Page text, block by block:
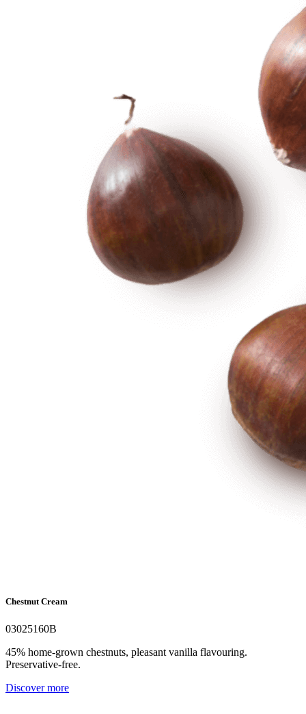
Chestnut Cream
03025160B
45% home-grown chestnuts, pleasant vanilla flavouring.
Preservative-free.
Discover more